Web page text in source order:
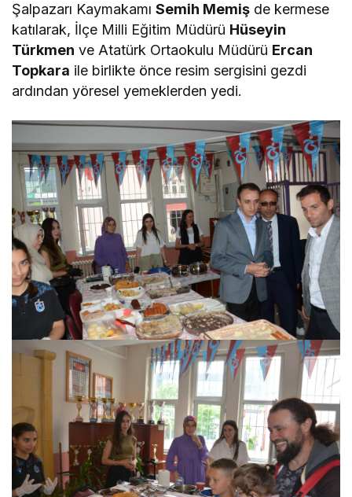
Şalpazarı KaymakamıSemih Memiş de kermese
katılarak, İlçe Milli Eğitim Müdürü Hüseyin
Türkmen ve Atatürk Ortaokulu Müdürü Ercan
Topkara ile birlikte önce resim sergisini gezdi
ardından yöresel yemeklerden yedi.